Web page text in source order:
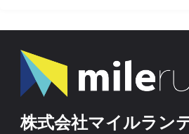
株式会社マイルラン